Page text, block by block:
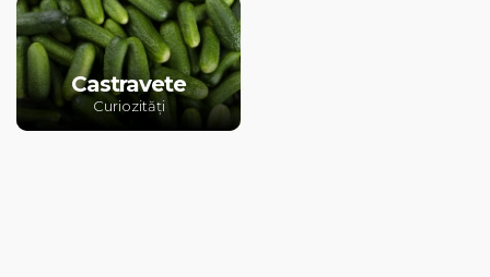
Castravete
Curiozități